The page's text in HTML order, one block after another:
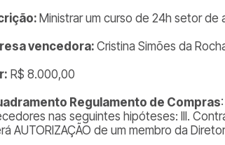
Ministrar um curso de 24h setor de
vencedora:Cristina Simões da
R$ 8.000,00
Regulamento de Compras
nas seguintes hipóteses: III.
AUTORIZAÇÃO de um membro da